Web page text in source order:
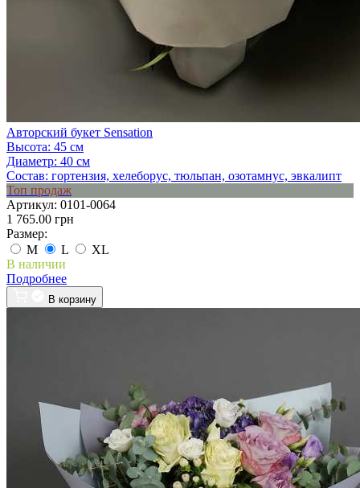
Авторский букет Sensation
Высота: 45 см
Диаметр: 40 см
Состав: гортензия, хелеборус, тюльпан, озотамнус, эвкалипт
Топ продаж
Артикул: 0101-0064
1 765.00 грн
Размер:
M
L
XL
В наличии
Подробнее
В корзину